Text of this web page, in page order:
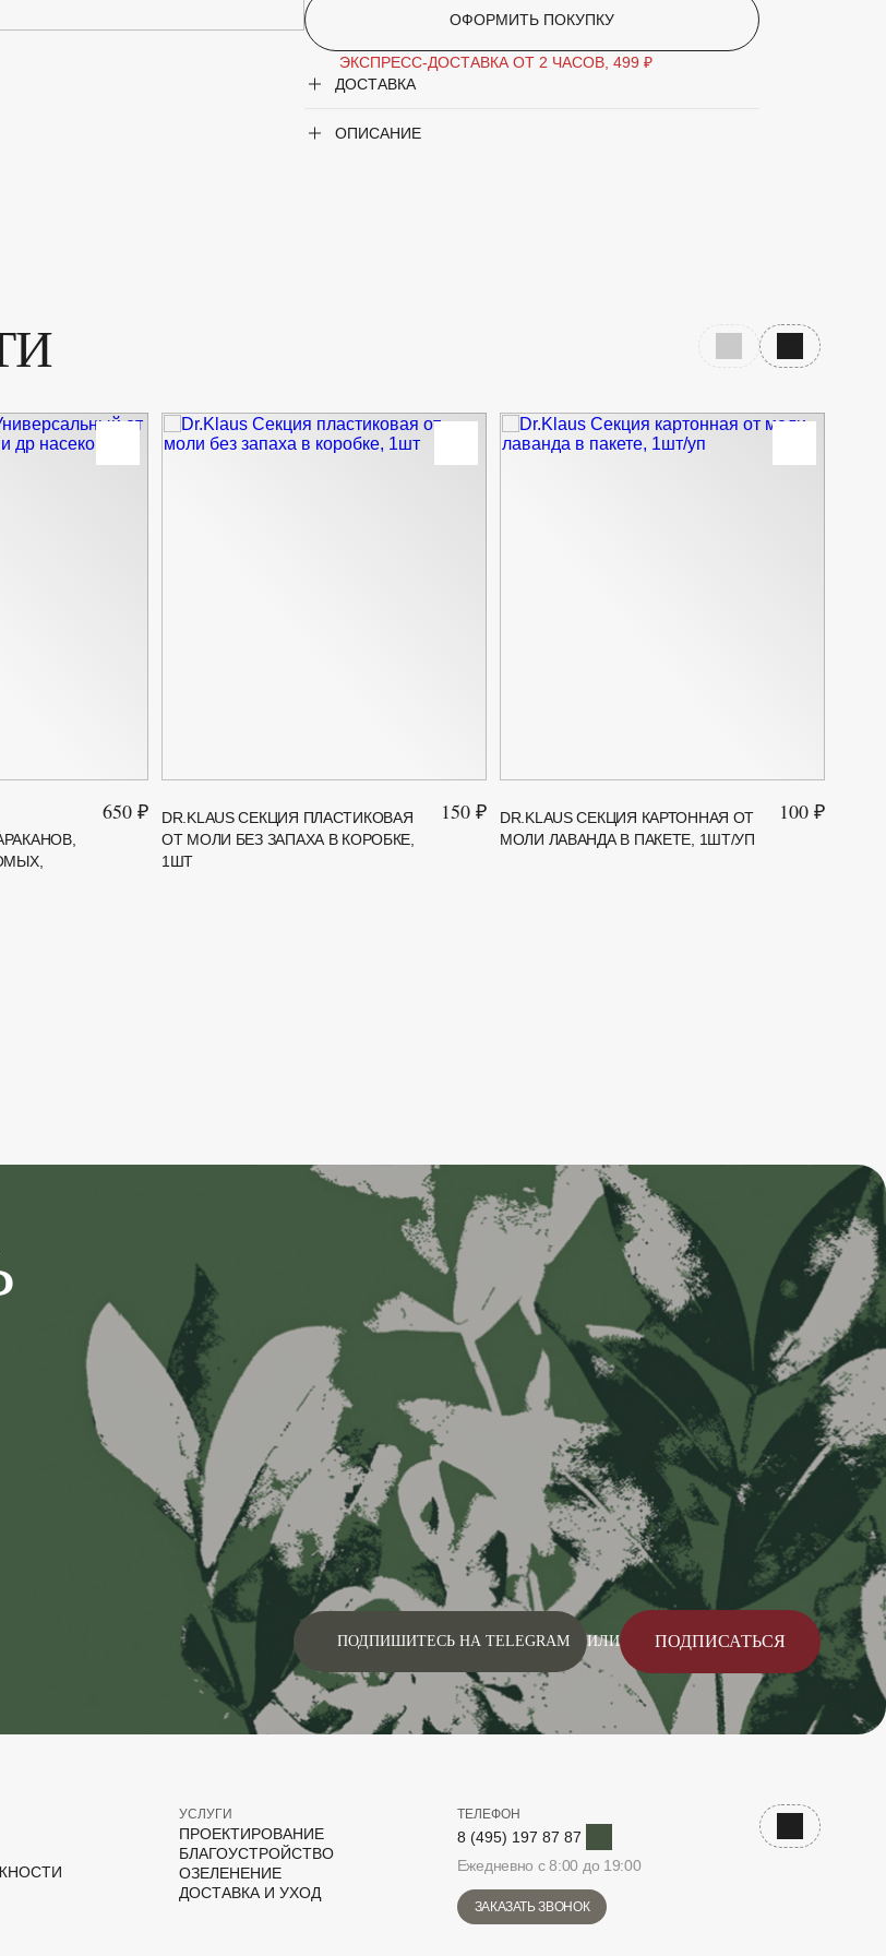
ОФОРМИТЬ ПОКУПКУ
ЭКСПРЕСС-ДОСТАВКА ОТ 2 ЧАСОВ, 499 ₽
ДОСТАВКА
ОПИСАНИЕ
Предыдущий слайд
Следующий
650 ₽
DR.KLAUS СЕКЦИЯ ПЛАСТИКОВАЯ
ОТ МОЛИ БЕЗ ЗАПАХА В КОРОБКЕ,
1ШТ
150 ₽
DR.KLAUS СЕКЦИЯ КАРТОННАЯ ОТ
МОЛИ ЛАВАНДА В ПАКЕТЕ, 1ШТ/УП
100 ₽
ПОДПИШИТЕСЬ НА TELEGRAM ИЛИ ПОДПИСАТЬСЯ
УСЛУГИ
ПРОЕКТИРОВАНИЕ
БЛАГОУСТРОЙСТВО
ОЗЕЛЕНЕНИЕ
ДОСТАВКА И УХОД
ТЕЛЕФОН
8 (495) 197 87 87
Ежедневно с 8:00 до 19:00
ЗАКАЗАТЬ ЗВОНОК
Наверх